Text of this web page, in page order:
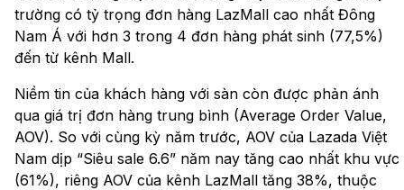
trường có tỷ trọng đơn hàng LazMall cao nhất Đông
Nam Á với hơn 3 trong 4 đơn hàng phát sinh (77,5%)
đến từ kênh Mall.
Niềm tin của khách hàng với sàn còn được phản ánh
qua giá trị đơn hàng trung bình (Average Order Value,
AOV). So với cùng kỳ năm trước, AOV của Lazada Việt
Nam dịp “Siêu sale 6.6” năm nay tăng cao nhất khu vực
(61%), riêng AOV của kênh LazMall tăng 38%, thuộc